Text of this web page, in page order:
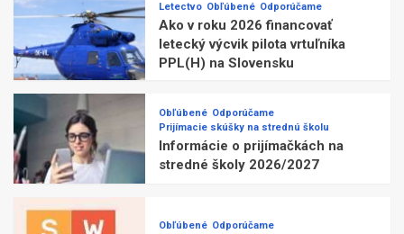
Letectvo Obľúbené Odporúčame
Ako v roku 2026 financovať
letecký výcvik pilota vrtuľníka
PPL(H) na Slovensku
Obľúbené Odporúčame
Prijímacie skúšky na strednú školu
Informácie o prijímačkách na
stredné školy 2026/2027
Obľúbené Odporúčame